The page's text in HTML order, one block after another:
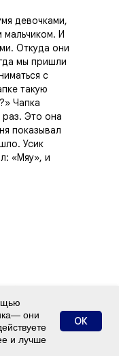
девочками,
И
Откуда они
мы пришли
с
такую
Чапка
Это она
показывал
Усик
«Мяу», и
они
и лучше
ОК